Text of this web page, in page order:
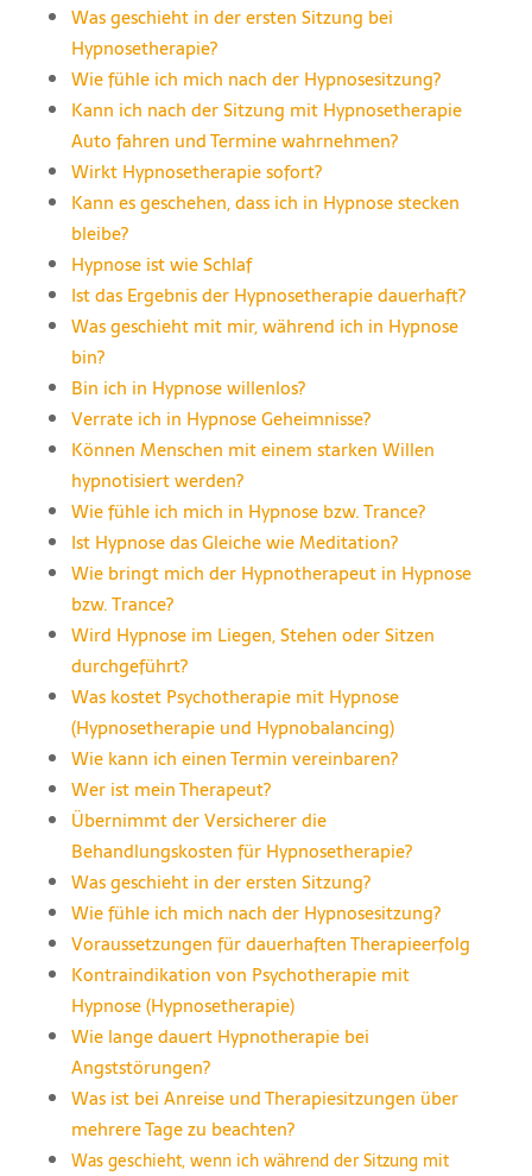
Was geschieht in der ersten Sitzung bei
Hypnosetherapie?
Wie fühle ich mich nach der Hypnosesitzung?
Kann ich nach der Sitzung mit Hypnosetherapie
Auto fahren und Termine wahrnehmen?
Wirkt Hypnosetherapie sofort?
Kann es geschehen, dass ich in Hypnose stecken
bleibe?
Hypnose ist wie Schlaf
Ist das Ergebnis der Hypnosetherapie dauerhaft?
Was geschieht mit mir, während ich in Hypnose
bin?
Bin ich in Hypnose willenlos?
Verrate ich in Hypnose Geheimnisse?
Können Menschen mit einem starken Willen
hypnotisiert werden?
Wie fühle ich mich in Hypnose bzw. Trance?
Ist Hypnose das Gleiche wie Meditation?
Wie bringt mich der Hypnotherapeut in Hypnose
bzw. Trance?
Wird Hypnose im Liegen, Stehen oder Sitzen
durchgeführt?
Was kostet Psychotherapie mit Hypnose
(Hypnosetherapie und Hypnobalancing)
Wie kann ich einen Termin vereinbaren?
Wer ist mein Therapeut?
Übernimmt der Versicherer die
Behandlungskosten für Hypnosetherapie?
Was geschieht in der ersten Sitzung?
Wie fühle ich mich nach der Hypnosesitzung?
Voraussetzungen für dauerhaften Therapieerfolg
Kontraindikation von Psychotherapie mit
Hypnose (Hypnosetherapie)
Wie lange dauert Hypnotherapie bei
Angststörungen?
Was ist bei Anreise und Therapiesitzungen über
mehrere Tage zu beachten?
Was geschieht, wenn ich während der Sitzung mit